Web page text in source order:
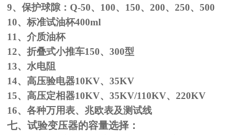
9、保护球隙： Q-50、 100、 150、 200、 250、 500
10、标准试油杯400ml
11、介质油杯
12、折叠式小推车150、 300型
13、水电阻
14、高压验电器10KV、 35KV
15、高压定相器10KV、 35KV/110KV、 220KV
16、各种万用表、兆欧表及测试线
七、试验变压器的容量选择：